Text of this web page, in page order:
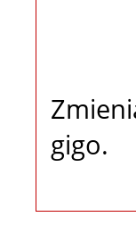
gigo.